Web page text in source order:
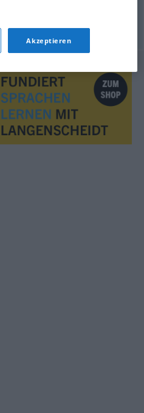
Akzeptieren